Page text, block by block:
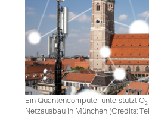
Ein Quantencomputer unterstützt O2
Netzausbau in München (Credits: